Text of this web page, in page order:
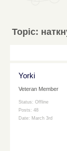
Topic:
Yorki
Veteran Member
Status: Offline
Posts: 48
Date: March 3rd